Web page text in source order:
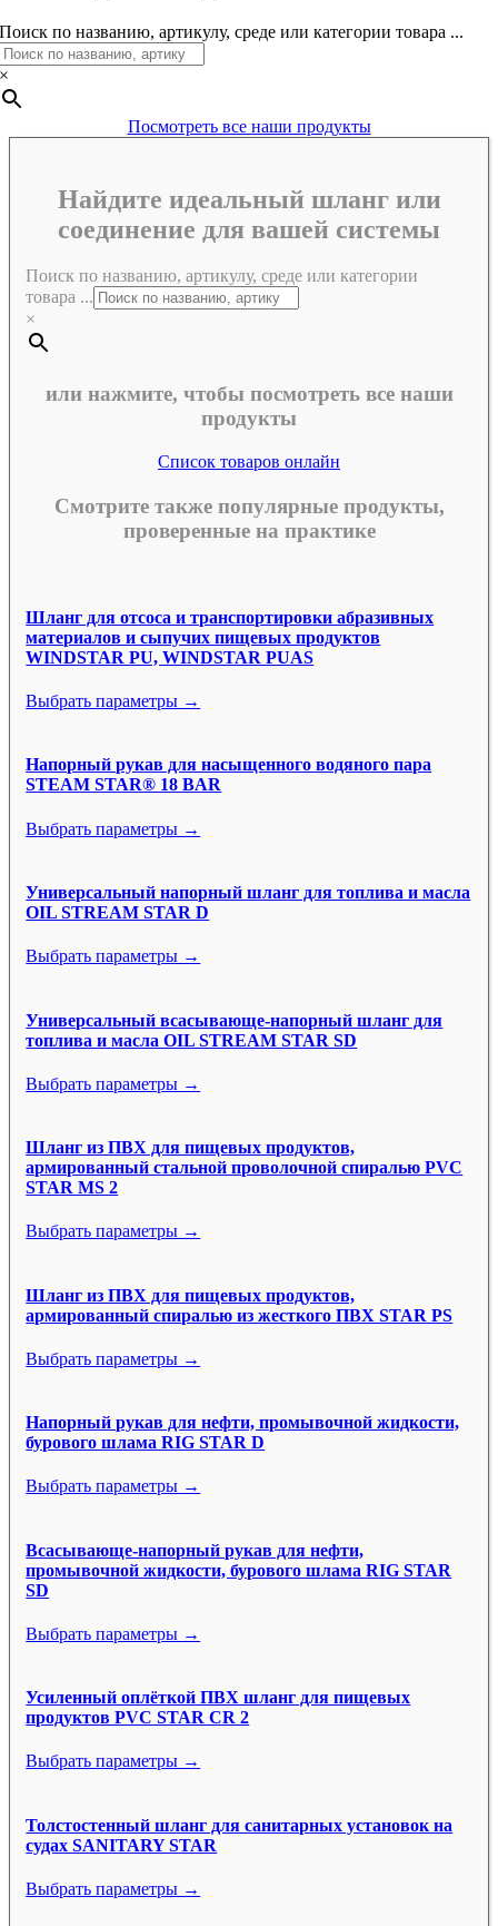
Поиск по названию, артикулу, среде или категории товара ...
×
Посмотреть все наши продукты
Найдите идеальный шланг или
соединение для вашей системы
Поиск по названию, артикулу, среде или категории
товара ...
×
или нажмите, чтобы посмотреть все наши
продукты
Список товаров онлайн
Смотрите также популярные продукты,
проверенные на практике
Шланг для отсоса и транспортировки абразивных
материалов и сыпучих пищевых продуктов
WINDSTAR PU, WINDSTAR PUAS
Выбрать параметры →
Напорный рукав для насыщенного водяного пара
STEAM STAR® 18 BAR
Выбрать параметры →
Универсальный напорный шланг для топлива и масла
OIL STREAM STAR D
Выбрать параметры →
Универсальный всасывающе-напорный шланг для
топлива и масла OIL STREAM STAR SD
Выбрать параметры →
Шланг из ПВХ для пищевых продуктов,
армированный стальной проволочной спиралью PVC
STAR MS 2
Выбрать параметры →
Шланг из ПВХ для пищевых продуктов,
армированный спиралью из жесткого ПВХ STAR PS
Выбрать параметры →
Напорный рукав для нефти, промывочной жидкости,
бурового шлама RIG STAR D
Выбрать параметры →
Всасывающе-напорный рукав для нефти,
промывочной жидкости, бурового шлама RIG STAR
SD
Выбрать параметры →
Усиленный оплёткой ПВХ шланг для пищевых
продуктов PVC STAR CR 2
Выбрать параметры →
Толстостенный шланг для санитарных установок на
судах SANITARY STAR
Выбрать параметры →